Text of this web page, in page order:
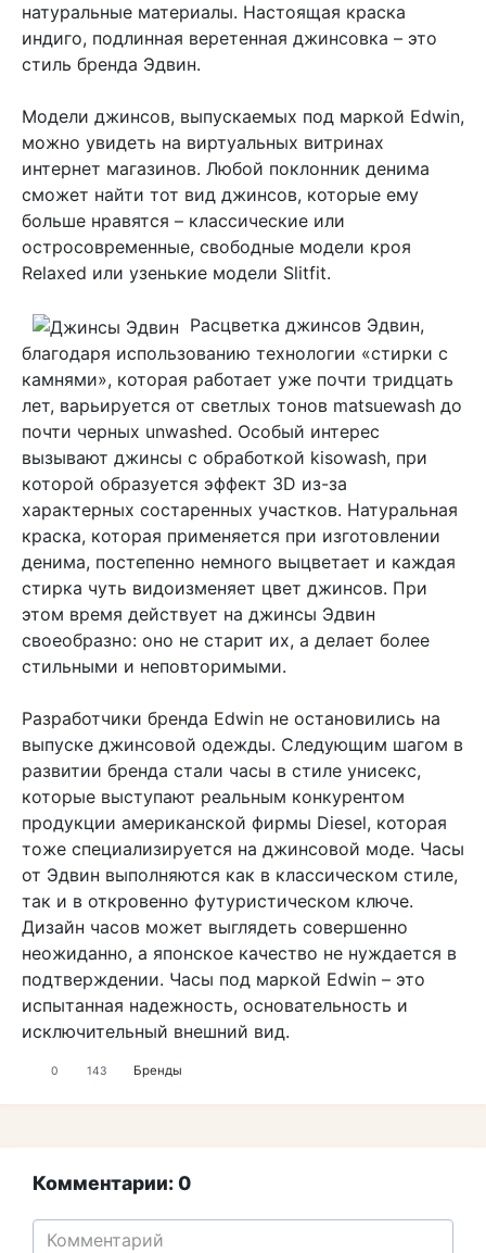
натуральные материалы. Настоящая краска
индиго, подлинная веретенная джинсовка – это
стиль бренда Эдвин.
Модели джинсов, выпускаемых под маркой Edwin,
можно увидеть на виртуальных витринах
интернет магазинов. Любой поклонник денима
сможет найти тот вид джинсов, которые ему
больше нравятся – классические или
остросовременные, свободные модели кроя
Relaxed или узенькие модели Slitfit.
Расцветка джинсов Эдвин,
благодаря использованию технологии «стирки с
камнями», которая работает уже почти тридцать
лет, варьируется от светлых тонов matsuewash до
почти черных unwashed. Особый интерес
вызывают джинсы с обработкой kisowash, при
которой образуется эффект 3D из-за
характерных состаренных участков. Натуральная
краска, которая применяется при изготовлении
денима, постепенно немного выцветает и каждая
стирка чуть видоизменяет цвет джинсов. При
этом время действует на джинсы Эдвин
своеобразно: оно не старит их, а делает более
стильными и неповторимыми.
Разработчики бренда Edwin не остановились на
выпуске джинсовой одежды. Следующим шагом в
развитии бренда стали часы в стиле унисекс,
которые выступают реальным конкурентом
продукции американской фирмы Diesel, которая
тоже специализируется на джинсовой моде. Часы
от Эдвин выполняются как в классическом стиле,
так и в откровенно футуристическом ключе.
Дизайн часов может выглядеть совершенно
неожиданно, а японское качество не нуждается в
подтверждении. Часы под маркой Edwin – это
испытанная надежность, основательность и
исключительный внешний вид.
0 143 Бренды
Комментарии: 0